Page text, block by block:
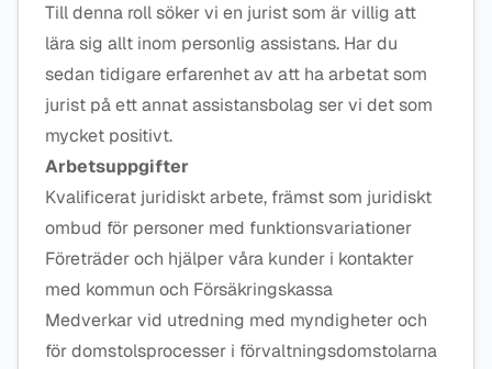
Till denna roll söker vi en jurist som är villig att
lära sig allt inom personlig assistans. Har du
sedan tidigare erfarenhet av att ha arbetat som
jurist på ett annat assistansbolag ser vi det som
mycket positivt.
Arbetsuppgifter
Kvalificerat juridiskt arbete, främst som juridiskt
ombud för personer med funktionsvariationer
Företräder och hjälper våra kunder i kontakter
med kommun och Försäkringskassa
Medverkar vid utredning med myndigheter och
för domstolsprocesser i förvaltningsdomstolarna